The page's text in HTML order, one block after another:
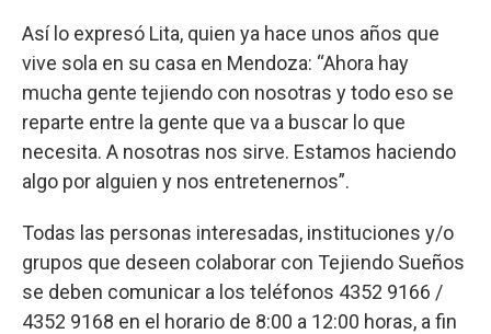
Así lo expresó Lita, quien ya hace unos años que
vive sola en su casa en Mendoza: “Ahora hay
mucha gente tejiendo con nosotras y todo eso se
reparte entre la gente que va a buscar lo que
necesita. A nosotras nos sirve. Estamos haciendo
algo por alguien y nos entretenernos”.
Todas las personas interesadas, instituciones y/o
grupos que deseen colaborar con Tejiendo Sueños
se deben comunicar a los teléfonos 4352 9166 /
4352 9168 en el horario de 8:00 a 12:00 horas, a fin